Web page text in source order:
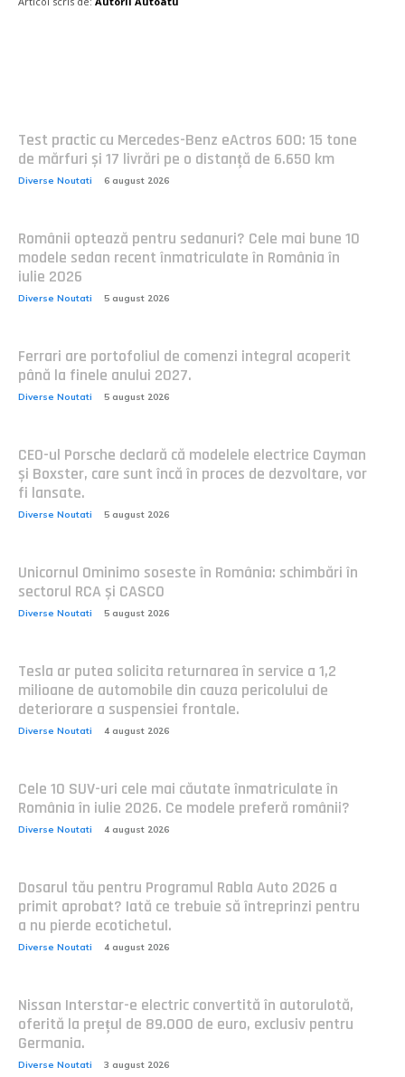
Test practic cu Mercedes-Benz eActros 600: 15 tone
de mărfuri și 17 livrări pe o distanță de 6.650 km
Diverse Noutati 6 august 2026
Românii optează pentru sedanuri? Cele mai bune 10
modele sedan recent înmatriculate în România în
iulie 2026
Diverse Noutati 5 august 2026
Ferrari are portofoliul de comenzi integral acoperit
până la finele anului 2027.
Diverse Noutati 5 august 2026
CEO-ul Porsche declară că modelele electrice Cayman
și Boxster, care sunt încă în proces de dezvoltare, vor
fi lansate.
Diverse Noutati 5 august 2026
Unicornul Ominimo soseste în România: schimbări în
sectorul RCA și CASCO
Diverse Noutati 5 august 2026
Tesla ar putea solicita returnarea în service a 1,2
milioane de automobile din cauza pericolului de
deteriorare a suspensiei frontale.
Diverse Noutati 4 august 2026
Cele 10 SUV-uri cele mai căutate înmatriculate în
România în iulie 2026. Ce modele preferă românii?
Diverse Noutati 4 august 2026
Dosarul tău pentru Programul Rabla Auto 2026 a
primit aprobat? Iată ce trebuie să întreprinzi pentru
a nu pierde ecotichetul.
Diverse Noutati 4 august 2026
Nissan Interstar-e electric convertită în autorulotă,
oferită la prețul de 89.000 de euro, exclusiv pentru
Germania.
Diverse Noutati 3 august 2026